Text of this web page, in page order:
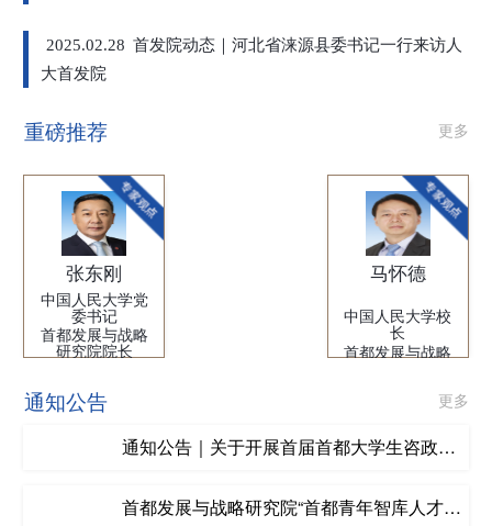
2025.02.28 首发院动态｜河北省涞源县委书记一行来访人
大首发院
重磅推荐 更多
张东刚
中国人民大学党
委书记
首都发展与战略
研究院院长
马怀德
中国人民大学校
长
首都发展与战略
通知公告 更多
通知公告｜关于开展首届首都大学生咨政征
首都发展与战略研究院“首都青年智库人才